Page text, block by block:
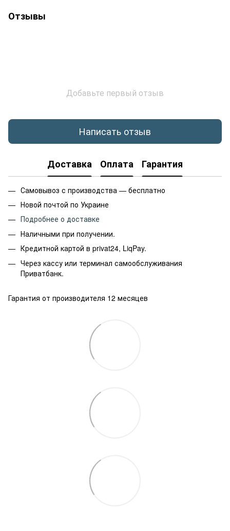
Отзывы
Добавьте первый отзыв
Написать отзыв
Доставка Оплата Гарантия
Самовывоз с производства — бесплатно
Новой почтой по Украине
Подробнее о доставке
Наличными при получении.
Кредитной картой в privat24, LiqPay.
Через кассу или терминал самообслуживания
Приватбанк.
Гарантия от производителя 12 месяцев